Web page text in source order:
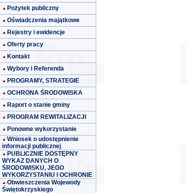
Pożytek publiczny
Oświadczenia majątkowe
Rejestry i ewidencje
Oferty pracy
Kontakt
Wybory i Referenda
PROGRAMY, STRATEGIE
OCHRONA ŚRODOWISKA
Raport o stanie gminy
PROGRAM REWITALIZACJI
Ponowne wykorzystanie
Wniosek o udostępnienie
informacji publicznej
PUBLICZNIE DOSTĘPNY
WYKAZ DANYCH O
ŚRODOWISKU, JEGO
WYKORZYSTANIU I OCHRONIE
Obwieszczenia Wojewody
Świętokrzyskiego